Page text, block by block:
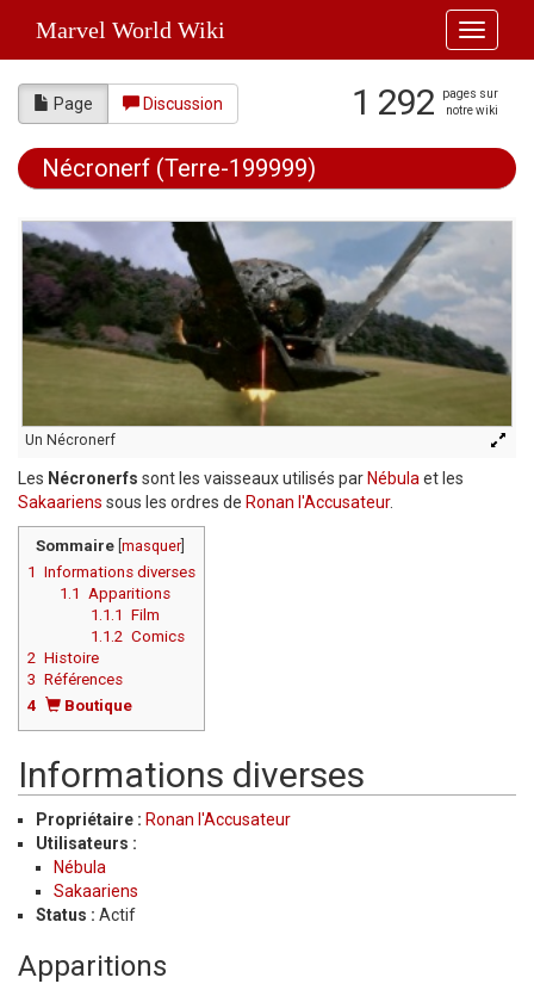
Toggle
Marvel World Wiki
Page Discussion 1 292
pages sur
notre wiki
Nécronerf (Terre-199999)
Un Nécronerf
Les Nécronerfs sont les vaisseaux utilisés par Nébulaet les
Sakaariens sous les ordres de Ronan l'Accusateur.
Sommaire[ masquer]
1 Informations diverses
1.1 Apparitions
1.1.1
Film
1.1.2 Comics
2 Histoire
3 Références
4
Boutique
Informations diverses
Propriétaire : Ronan l'Accusateur
Utilisateurs :
Nébula
Sakaariens
Status : Actif
Apparitions